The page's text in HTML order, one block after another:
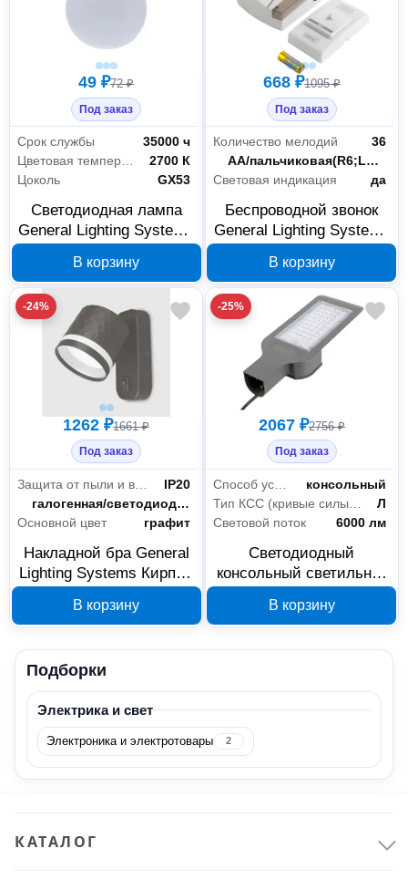
Электрика и свет 67
Аксессуары и комплектующие
Освещение 31
Светильники 15
Сетевые удлинители
Электромонтажная продукция 14
Специальный крепеж
49 ₽72 ₽
Под заказ
Срок службы
35000 ч
2700 К
Цоколь
GX53
Светодиодная лампа
General Lighting Systems
660362
В корзину
668 ₽1095 ₽
Под заказ
Количество мелодий
36
Питание
AA/пальчиковая(R6;LR6;FR6) / 23А(3LR50;MN21;K23A;LRV08)
Световая индикация
да
Беспроводной звонок
General Lighting Systems
В корзину
-24%
1262 ₽1661 ₽
Под заказ
IP20
Тип лампы
галогенная/светодиодная
Основной цвет
графит
Накладной бра General
Lighting Systems Кирпич
выключателем 661780
В корзину
-25%
2067 ₽2756 ₽
Под заказ
Способ установки
консольный
Л
Световой поток
6000 лм
Светодиодный
консольный светильник
60 Вт 460001
В корзину
Подборки
Электрика и свет
Электроника и электротовары 2
КАТАЛОГ